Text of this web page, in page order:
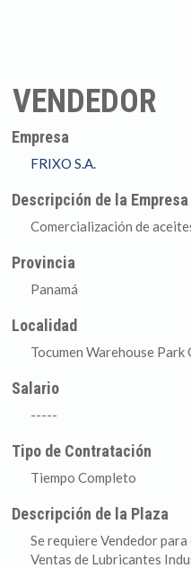
VENDEDOR
Empresa
FRIXO S.A.
Descripción de la Empresa
Comercialización de
Provincia
Panamá
Localidad
Tocumen Warehouse
Salario
-----
Tipo de Contratación
Tiempo Completo
Descripción de la Plaza
Se requiere Vendedor
Ventas de Lubricantes